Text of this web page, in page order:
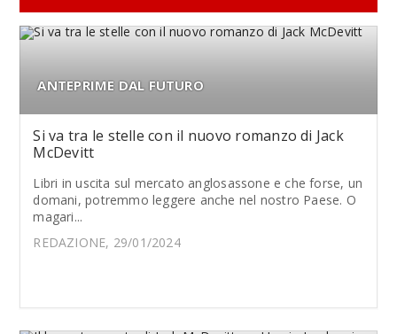
ANTEPRIME DAL FUTURO
Si va tra le stelle con il nuovo romanzo di Jack
McDevitt
Libri in uscita sul mercato anglosassone e che forse, un
domani, potremmo leggere anche nel nostro Paese. O
magari...
REDAZIONE, 29/01/2024